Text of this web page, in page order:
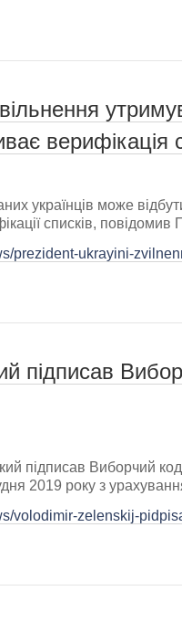
верифікація
українців може
списків,
prezident-ukrayini-
підписав
підписав Виборчий
2019 року з
volodimir-zelenskij-